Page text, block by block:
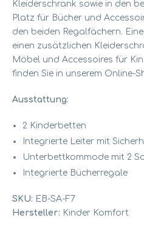
Kleiderschrank sowie in den
Platz für Bücher und
den beiden Regalfächern.
einen zusätzlichen
Möbel und Accessoires für
finden Sie in unserem Online-
Ausstattung:
2 Kinderbetten
Integrierte Leiter mit
Unterbettkommode mit 2
Integrierte Bücherregale
SKU: EB-SA-F7
Hersteller: Kinder Komfort